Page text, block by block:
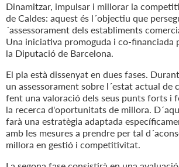
Dinamitzar, impulsar i millorar la
de Caldes: aquest és l´objectiu que
´assessorament dels establiments
Una iniciativa promoguda i co-financiada
la Diputació de Barcelona.
El pla està dissenyat en dues fases.
un assessorament sobre l´estat actual de
fent una valoració dels seus punts forts i
la recerca d'oportunitats de millora.
farà una estratègia adaptada
amb les mesures a prendre per tal
millora en gestió i competitivitat.